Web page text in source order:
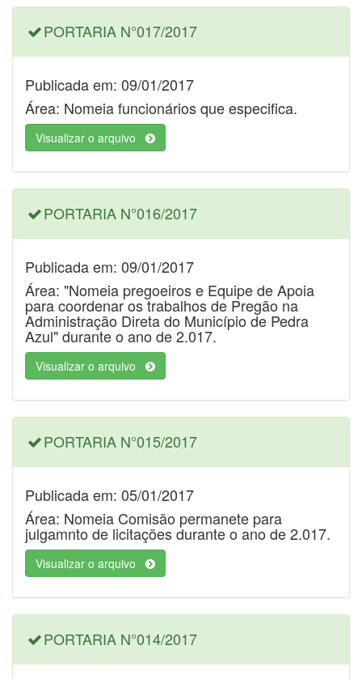
PORTARIA N°017/2017
Publicada em: 09/01/2017
Área: Nomeia funcionários que especifica.
Visualizar o arquivo
PORTARIA N°016/2017
Publicada em: 09/01/2017
Área: "Nomeia pregoeiros e Equipe de Apoia
para coordenar os trabalhos de Pregão na
Administração Direta do Município de Pedra
Azul" durante o ano de 2.017.
Visualizar o arquivo
PORTARIA N°015/2017
Publicada em: 05/01/2017
Área: Nomeia Comisão permanete para
julgamnto de licitações durante o ano de 2.017.
Visualizar o arquivo
PORTARIA N°014/2017